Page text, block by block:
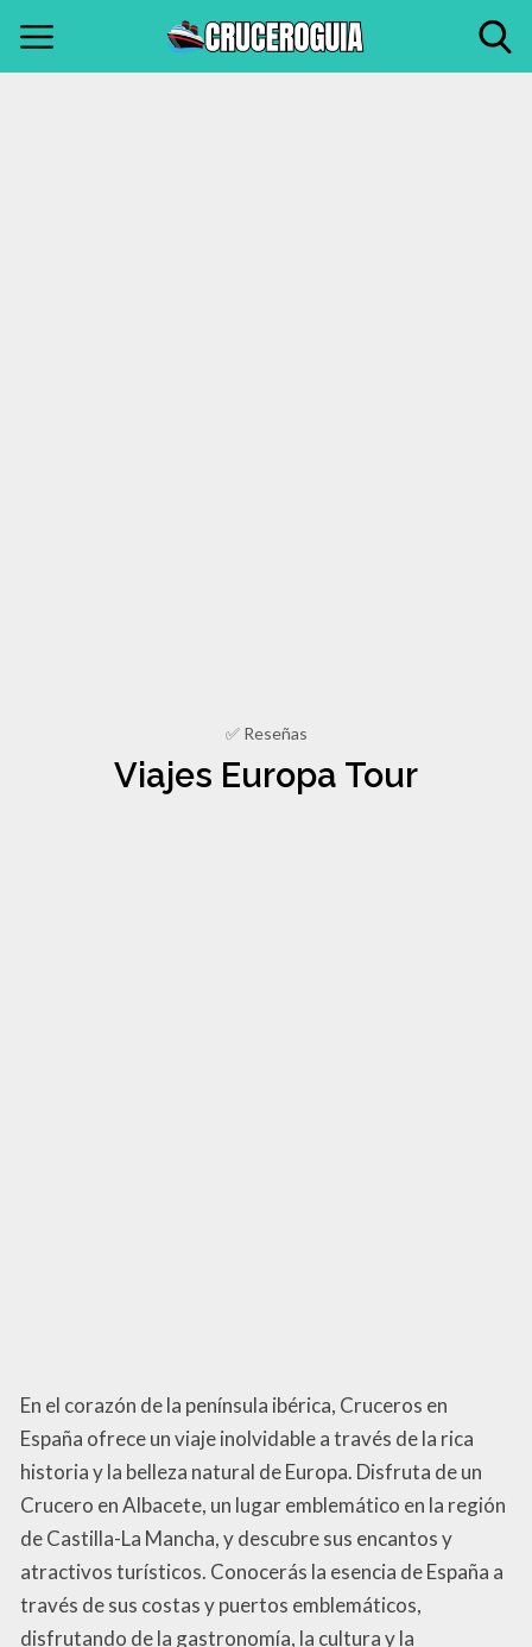
✅ Reseñas
Viajes Europa Tour
En el corazón de la península ibérica, Cruceros en
España ofrece un viaje inolvidable a través de la rica
historia y la belleza natural de Europa. Disfruta de un
Crucero en Albacete, un lugar emblemático en la región
de Castilla-La Mancha, y descubre sus encantos y
atractivos turísticos. Conocerás la esencia de España a
través de sus costas y puertos emblemáticos,
disfrutando de la gastronomía, la cultura y la